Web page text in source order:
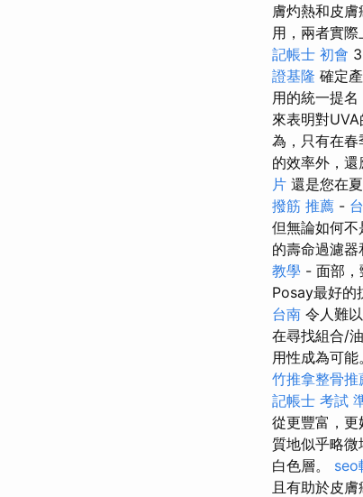
膚灼熱和皮
用，兩者實際
記帳士 初會
證基隆 確定
用的統一提名
來表明對
為，只有在
的效率外，
片 還是您在
撥筋 推薦 -
但無論如何不
的壽命過濾器
教學 - 面部，
Posay最好的
台南 令人難
在尋找組合/
用性成為可
竹推拿整骨推
記帳士 考試
從更豐富，更
質地似乎略
白色層。 seo
且有助於皮